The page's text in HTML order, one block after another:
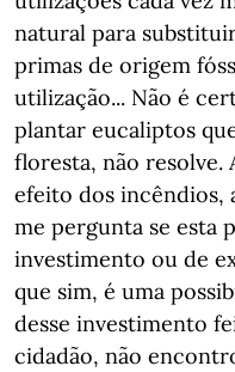
natural para
primas de origem
utilização... Não é
plantar eucaliptos
floresta, não resolve.
efeito dos incêndios,
me pergunta se esta
investimento ou de
que sim, é uma
desse investimento
cidadão, não